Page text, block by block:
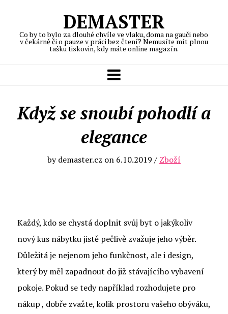
DEMASTER
Co by to bylo za dlouhé chvíle ve vlaku, doma na gauči nebo
v čekárně či o pauze v práci bez čtení? Nemusíte mít plnou
tašku tiskovin, kdy máte online magazín.
Když se snoubí pohodlí a
elegance
bydemaster.cz on 6.10.2019 / Zboží
Každý, kdo se chystá doplnit svůj byt o jakýkoliv
nový kus nábytku jistě pečlivě zvažuje jeho výběr.
Důležitá je nejenom jeho funkčnost, ale i design,
který by měl zapadnout do již stávajícího vybavení
pokoje. Pokud se tedy například rozhodujete pro
nákup, dobře zvažte, kolik prostoru vašeho obýváku,